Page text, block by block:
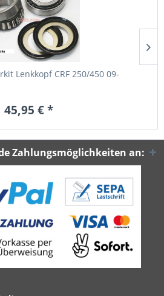
Lenkkopf CRF 250/450 09-
45,95 € *
Zahlungsmöglichkeiten an: